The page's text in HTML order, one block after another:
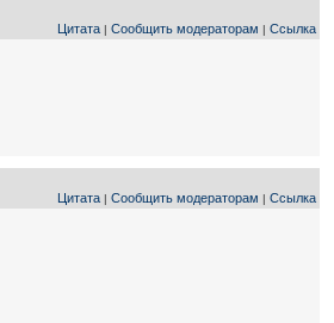
Цитата | Сообщить модераторам | Ссылка
Цитата | Сообщить модераторам | Ссылка